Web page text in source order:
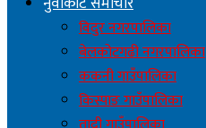
विदुर नगरपालिका
बेलकोटगढी नगरपालिका
ककनी गाउँपालिका
किस्पाङ गाउँपालिका